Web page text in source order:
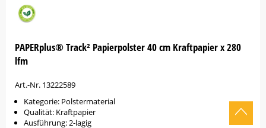
PAPERplus® Track² Papierpolster 40 cm Kraftpapier x 280
lfm
Art.-Nr. 13222589
Kategorie: Polstermaterial
Qualität: Kraftpapier
Ausführung: 2-lagig